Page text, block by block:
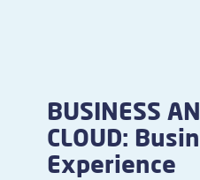
BUSINESS
CLOUD:
Experience